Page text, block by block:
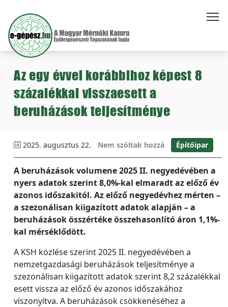
Az egy évvel korábbihoz képest 8
százalékkal visszaesett a
beruházások teljesítménye
2025. augusztus 22. Nem szóltak hozzá Építőipar
A beruházások volumene 2025 II. negyedévében a
nyers adatok szerint 8,0%-kal elmaradt az előző év
azonos időszakitól. Az előző negyedévhez mérten –
a szezonálisan kiigazított adatok alapján – a
beruházások összértéke összehasonlító áron 1,1%-
kal mérséklődött.
A KSH közlése szerint 2025 II. negyedévében a
nemzetgazdasági beruházások teljesítménye a
szezonálisan kiigazított adatok szerint 8,2 százalékkal
esett vissza az előző év azonos időszakához
viszonyítva. A beruházások csökkenéséhez a